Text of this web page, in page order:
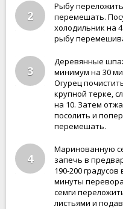
2
Рыбу
перемешать.
холодильник на
рыбу
3
Деревянные
минимум на 30
Огурец
крупной терке,
на 10. Затем
посолить и
перемешать.
4
Маринованную
запечь в
190-200
минуты
семги
листьями и